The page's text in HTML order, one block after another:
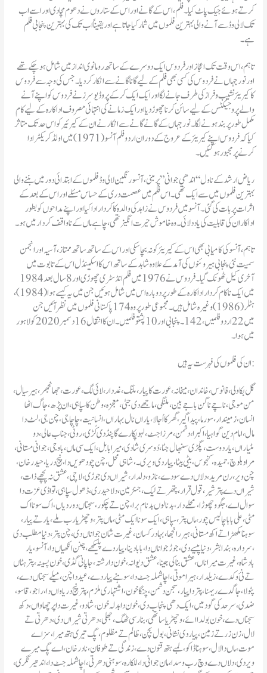
کرتے ہوئے جیک پاٹ کیا۔ فلم، اس کے گانے اور اس کے ستاروں نے دھوم مچا دی اور اسے اب
تک لالی وڈ سے آنے والی بہترین فلموں میں شمار کیا جاتا ہے اور یقیناً اب تک کی بہترین پنجابی فلم
ہے۔
تاہم، اس وقت تک اعجاز اور فردوس ایک دوسرے کے ساتھ رومانوی انداز میں شامل ہو چکے تھے
اور نور جہاں نے فردوس کی کسی بھی فلم کے لیے گانا گانے سے انکار کر دیا۔ جس کی وجہ سے فردوس
کا کیریئر نشیب و فراز کی طرف جانے لگا اور ایک ایک کر کے پروڈیوسرز نے فردوس کو اپنے آنے
والے پروجیکٹس کے لیے سائن کرنا چھوڑ دیا اور ایک زمانے کی انتہائی مصروف اداکارہ کے لیے کام
مکمل طور پر بند ہونے لگا۔ نور جہاں کے گانے گانے سے انکار نے ان کے کیرئیر کو اس حد تک متاثر
کیا کہ فردوس اپنے کیریئر کے عروج کے دوران اردو فلم آنسو (1971) میں اولڈ کریکٹر ادا
کرنے پر مجبور ہو گئیں۔
ریاض ارشد کے ناول “اندھی جوانی” پر مبنی، آنسو رنگین لالی وڈ فلموں کے ابتدائی دور میں بننے والی
بہترین فلموں میں سے ایک تھی۔ اس فلم میں عصمت دری کے حساس مسئلے اور اس کے بعد کے
اثرات پر بات کی گئی۔ آنسو میں فردوس نے زاہد کی والدہ کا کردار ادا کیا اور اپنے مداحوں کو بطور
اداکار ان کی قابلیت کی یاد دلائی۔ وہ خاموش حیرت انگیز تھی، چاہے ماں کے ناواقف کردار میں ہو۔
تاہم، آنسو کی کامیابی بھی اس کے کیریئر کو نہ بچا سکی اور اس کے ساتھ ساتھ ممتاز، آسیہ اور انجمن
سمیت نئی پنجابی ہیروئنوں کی آمد کے علاوہ شاہد کے ساتھ اس کا اسکینڈل اس کے تابوت میں
آخری کیل ٹھونک گیا۔ فردوس نے 1976 میں فلم انڈسٹری چھوڑی اور 8 سال بعد 1984
میں ایک ناکام کردار اداکارہ کے طور پر دوبارہ اس میں شامل ہوئیں جن میں یہ کیسے ہوا (1984)،
ہٹلر (1986) وغیرہ شامل ہیں۔ مجموعی طور پر وہ 174 پاکستانی فلموں میں نظر آئیں جن
میں 22 اردو فلمیں، 142۔ پنجابی اور 10 پشتو فلمیں۔ ان کا انتقال 16 دسمبر 2020 کو لاہور
میں ہوا۔
ان کی فلموں کی فہرست یہ ہیں:
گل بکاولی، فانوس، خاندان، میخانہ، عورت کا پیار، ملنگ، غددار ، لائی لگ، عورت، جھانجھر، ہیر سیال،
من موجی، ناچے ناگن باجے بین، ملنگی، ماجھے دی جٹی، معجزہ، وطن کا سپاہی، ان پڑھ ، جاگ اٹھا
انسان، زمیندار، سورما، پیداگیر ، گھر کا اُجالا، یاراں نال بہاراں، انسانیت، چاچا جی ، چن جی، لٹ دا
مال، امام دین گواہیا، اکبرا، دشمن، مرزا جٹ، لہو پکارے گا پنڈ دی کُڑی، روٹی، جناب عالی، دو
مٹیاراں ، یار دوست، پگڑی سنبھال جٹا، دُوسری شادی، میرا بابل، ایک سی ماں، باو جی، جوانی مستانی،
مراد بلوچ، حمیدہ، کنجوس، بیٹی بیٹا، پیار دی ویری۔ ، شاہی محل، چن چودھویں دا، پنج دریا، حیدر خان،
چن ویر، رن مرید، دلاں دے سودے، نازو، دلدار، شیراں دی جوڑی، لاچی، عشق نہ پچھے ذات ،
شیراں دے پتر شیر، قول قرار، پتھر تے لیک، جنٹر مین، دلا حیدری، ڈھول سپاہی، تواڈی عزت دا
سوال اے، جگو وچھوڑا، محلے دار،بد نالوں بدنام برا، چن تے چکور، سجناں دور دیاں، اک سونا اک
مٹی، علی بابا چالیس چور، ماں پتر، سپاہی، ایک سونا ایک مٹی، ماں پتر، وچھڑیا رب ملے، یار تے پیار،
سوہنا مکھڑا تے اکھ مستانی، ہیر رانجھا، بہادر کسان، غیرت شان جواناں دی ، چن پتر، دنیا مطلب دی
، سردارہ، بندا بشر، دنیا پیسے دی ، جوڑ جواناں دا، بابا دینا، پیار دے پلیکھے، چنن انکھیاں دا، آنسو، یار
بادشاہ، غیرت میرا ناں، عشق بنا کی جینا، عشق دیوانہ، خون دا رشتہ، جاپانی گڈی، خون پسینہ، پتر ہٹاں
تے نئ وکدے ، زیلدار، ہیرا موتی، اچا شملہ جٹ دا، سوہنے پیار دے، عید دا چن، میلے سجناں دے،
پٹولا، جاگدے ریہنا، پتر دا پیار، سجن دشمن، چنگا خون، اشتہاری ملزم، پتر پنج دریاواں دا، راجو، قاسو ،
ضدی، سرحد کی گود میں، ایک دھی پنجاب دی، خون دا بدلہ خون، شادو ، غیرت دا پرچھاواں، دکھ
سجناں دے، خون بولدا ائے، وچھڑیا ساتھی، بنارسی ٹھگ، جھلی، دھرتی شیراں دی ، دھرتی تے
لال، زن زر تے زمین، پیار دی نشانی، بول بچن، ظالم تے مظلوم، پگ تیری ہتھ میرا، سزاے
موت، ماں دا لال، سوہنا ڈاکو، لمبے ہتھ قنون دے، زندگی تے طوفان، نادر خان، اے پگ میرے
ویر دی، دلاں دے وچ رب وسدا، مان جوانی دا، للکارہ، سوہنی دھرتی، اچا شملہ جٹ دا، اندھیر نگری،